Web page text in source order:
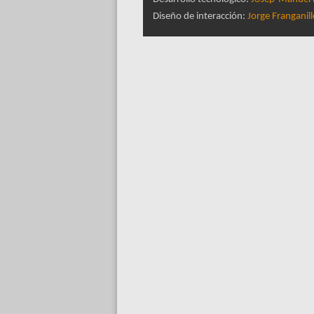
Diseño de interacción: Jorge